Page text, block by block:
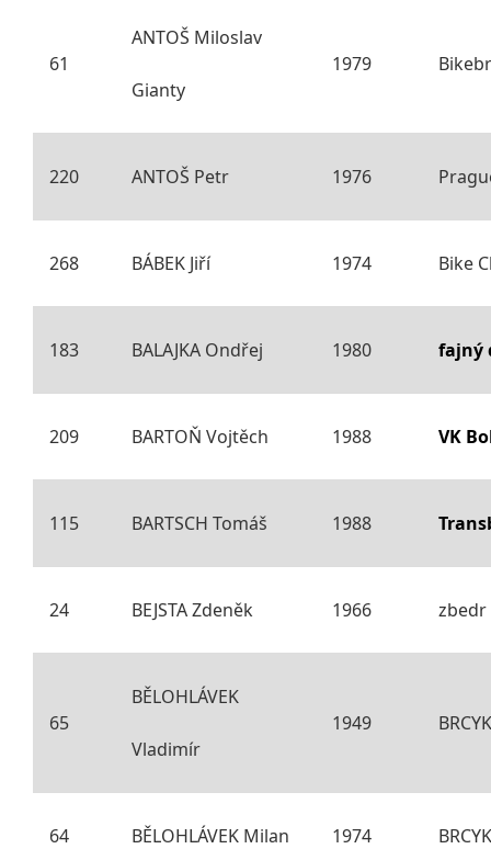
61
ANTOŠ Miloslav
Gianty
1979
220 ANTOŠ Petr 1976
268 BÁBEK Jiří 1974 Bike
183 BALAJKA Ondřej 1980 fajný
209 BARTOŇ Vojtěch 1988 VK
115 BARTSCH Tomáš 1988
24 BEJSTA Zdeněk 1966 zbedr
65
BĚLOHLÁVEK
Vladimír
1949
64 BĚLOHLÁVEK Milan 1974